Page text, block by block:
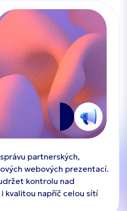
partnerských,
webových prezentací.
kontrolu nad
kvalitou napříč celou sítí